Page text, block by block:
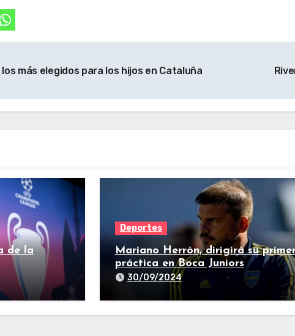
más elegidos para los hijos en Cataluña
de la
Deportes
Mariano Herrón, dirigirá su
práctica en Boca Juniors
30/09/2024